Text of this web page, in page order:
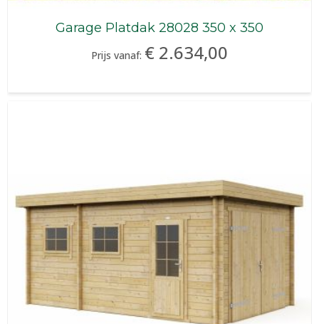
Garage Platdak 28028 350 x 350
Prijs vanaf: € 2.634,00